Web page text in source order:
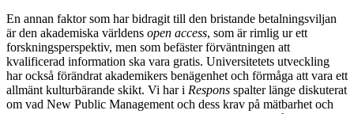
En annan faktor som har bidragit till den bristande betalningsviljan
är den akademiska världens open access, som är rimlig ur ett
forskningsperspektiv, men som befäster förväntningen att
kvalificerad information ska vara gratis. Universitetets utveckling
har också förändrat akademikers benägenhet och förmåga att vara ett
allmänt kulturbärande skikt. Vi har i Respons spalter länge diskuterat
om vad New Public Management och dess krav på mätbarhet och